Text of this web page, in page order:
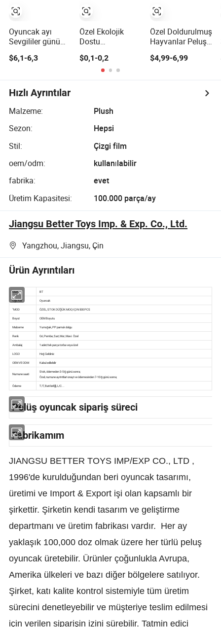
Oyuncak ayı
Sevgililer günü
Hayvan Hediyesi
$6,1-6,3
Hayvan Peluş
Oyuncak
Fabrikası
Özel Ekolojik
Dostu
Peluş Hayvan
Yumuşak Peluş
Oyuncak PP
Yıkanmış
Peluş Oyuncak
Çocuklar İçin
$0,1-0,2
Fabrikası
Özel Doldurulmuş
Hayvanlar Peluş
Peluş Oyuncak
Hayvan
$4,99-6,99
Hızlı Ayrıntılar
Malzeme:
Plush
Sezon:
Hepsi
Stil:
Çizgi film
oem/odm:
kullanılabilir
fabrika:
evet
Üretim Kapasitesi:
100.000 parça/ay
Jiangsu Better Toys Imp. & Exp. Co., Ltd.
Yangzhou, Jiangsu, Çin
Ürün Ayrıntıları
Pelüş oyuncak sipariş süreci
Fabrikamım
JIANGSU BETTER TOYS IMP/EXP CO., LTD ,
1996'de kurulduğundan beri oyuncak tasarımı,
üretimi ve Import & Export işi olan kapsamlı bir
şirkettir. Şirketin kendi tasarım ve geliştirme
departmanı ve üretim fabrikası vardır. Her ay
yaklaşık 100,000 doz olmak üzere her türlü peluş
oyuncak üretebilir. Ürünler çoğunlukla Avrupa,
Amerika ülkeleri ve bazı diğer bölgelere satılıyor.
Şirket, katı kalite kontrol sistemiyle tüm üretim
sürecini denetleyebilir ve müşteriye teslim edilmesi
için verilen siparişin izini sürebilir. Tatmin edici